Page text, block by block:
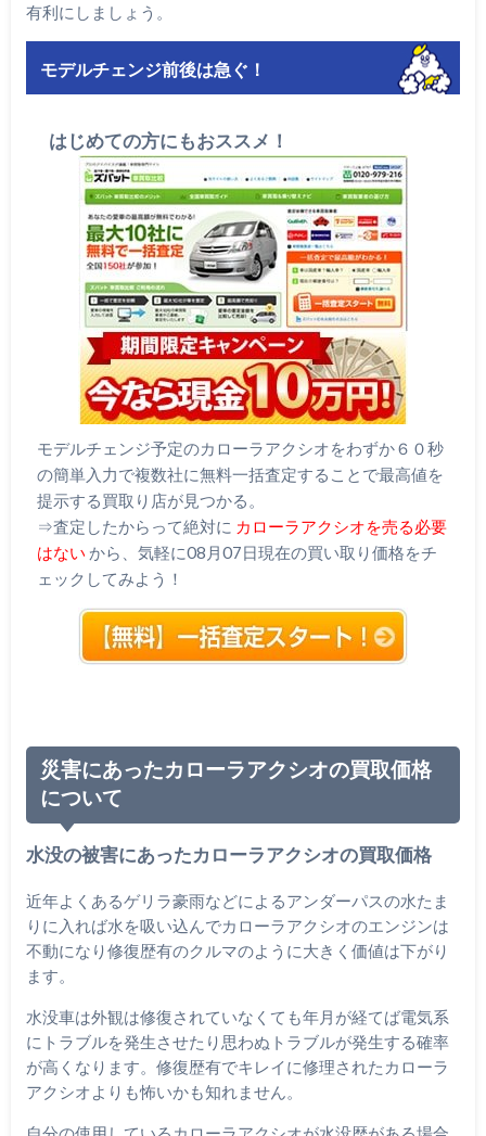
有利にしましょう。
モデルチェンジ前後は急ぐ！
はじめての方にもおススメ！
モデルチェンジ予定のカローラアクシオをわずか６０秒
の簡単入力で複数社に無料一括査定することで最高値を
提示する買取り店が見つかる。
⇒査定したからって絶対に カローラアクシオを売る必要
はない から、気軽に08月07日現在の買い取り価格をチ
ェックしてみよう！
災害にあったカローラアクシオの買取価格
について
水没の被害にあったカローラアクシオの買取価格
近年よくあるゲリラ豪雨などによるアンダーパスの水たま
りに入れば水を吸い込んでカローラアクシオのエンジンは
不動になり修復歴有のクルマのように大きく価値は下がり
ます。
水没車は外観は修復されていなくても年月が経てば電気系
にトラブルを発生させたり思わぬトラブルが発生する確率
が高くなります。修復歴有でキレイに修理されたカローラ
アクシオよりも怖いかも知れません。